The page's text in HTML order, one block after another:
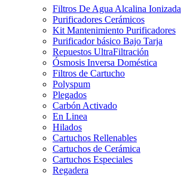
Filtros De Agua Alcalina Ionizada
Purificadores Cerámicos
Kit Mantenimiento Purificadores
Purificador básico Bajo Tarja
Repuestos UltraFiltración
Ósmosis Inversa Doméstica
Filtros de Cartucho
Polyspum
Plegados
Carbón Activado
En Linea
Hilados
Cartuchos Rellenables
Cartuchos de Cerámica
Cartuchos Especiales
Regadera